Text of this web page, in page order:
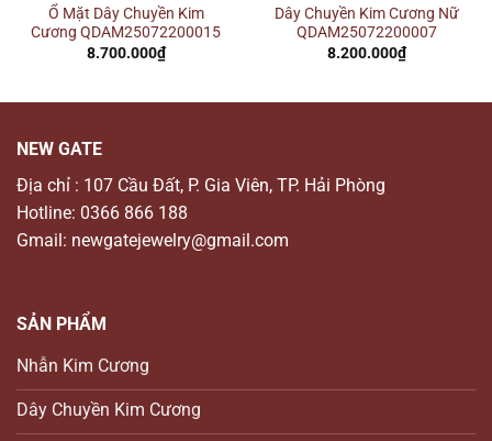
Ổ Mặt Dây Chuyền Kim
Cương QDAM25072200015
8.700.000₫
Dây Chuyền Kim Cương Nữ
QDAM25072200007
8.200.000₫
NEW GATE
Địa chỉ : 107 Cầu Đất, P. Gia Viên, TP. Hải Phòng
Hotline: 0366 866 188
Gmail: newgatejewelry@gmail.com
SẢN PHẨM
Nhẫn Kim Cương
Dây Chuyền Kim Cương